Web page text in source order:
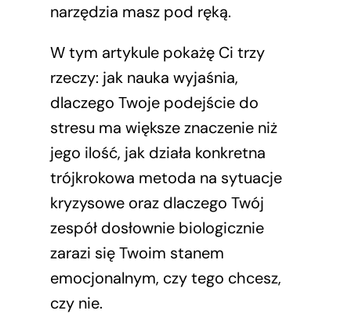
narzędzia masz pod ręką.
W tym artykule pokażę Ci trzy
rzeczy: jak nauka wyjaśnia,
dlaczego Twoje podejście do
stresu ma większe znaczenie niż
jego ilość, jak działa konkretna
trójkrokowa metoda na sytuacje
kryzysowe oraz dlaczego Twój
zespół dosłownie biologicznie
zarazi się Twoim stanem
emocjonalnym, czy tego chcesz,
czy nie.